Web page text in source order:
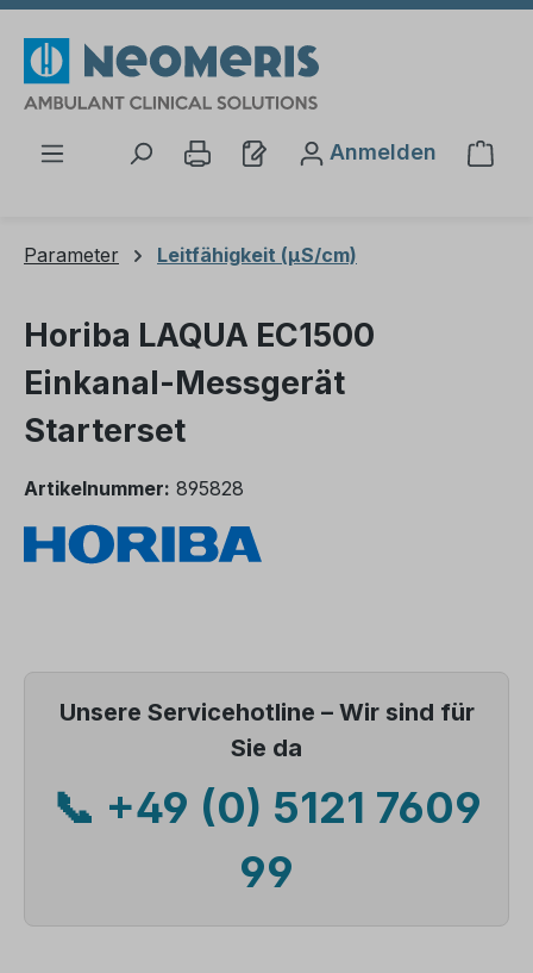
Anmelden
Parameter Leitfähigkeit (µS/cm)
Horiba LAQUA EC1500
Einkanal-Messgerät
Starterset
Artikelnummer: 895828
Unsere Servicehotline – Wir sind für
Sie da
📞 +49 (0) 5121 7609
99